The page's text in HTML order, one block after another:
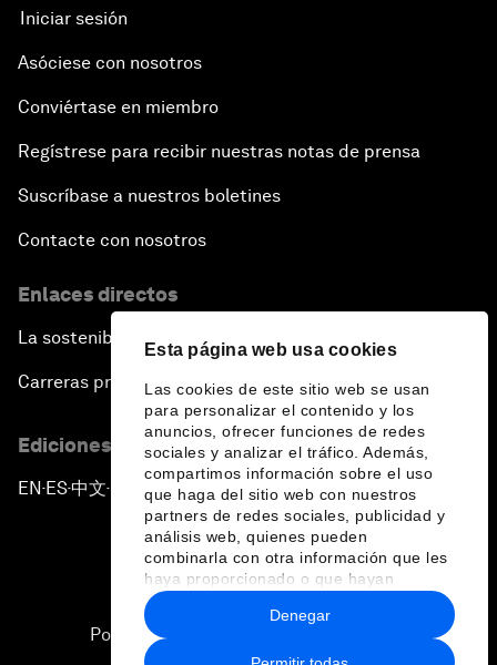
Esta página web usa cookies
Las cookies de este sitio web se usan
para personalizar el contenido y los
anuncios, ofrecer funciones de redes
sociales y analizar el tráfico. Además,
compartimos información sobre el uso
que haga del sitio web con nuestros
partners de redes sociales, publicidad y
análisis web, quienes pueden
combinarla con otra información que les
haya proporcionado o que hayan
recopilado a partir del uso que haya
hecho de sus servicios.
Denegar
Iniciar sesión
Asóciese con nosotros
Conviértase en miembro
Regístrese para recibir nuestras notas de prensa
Suscríbase a nuestros boletines
Contacte con nosotros
Enlaces directos
La sostenibilidad en el Foro
Carreras profesionales
Ediciones en otros idiomas
EN ▪ES▪中文▪ 日本語
Política de privacidad y normas de uso